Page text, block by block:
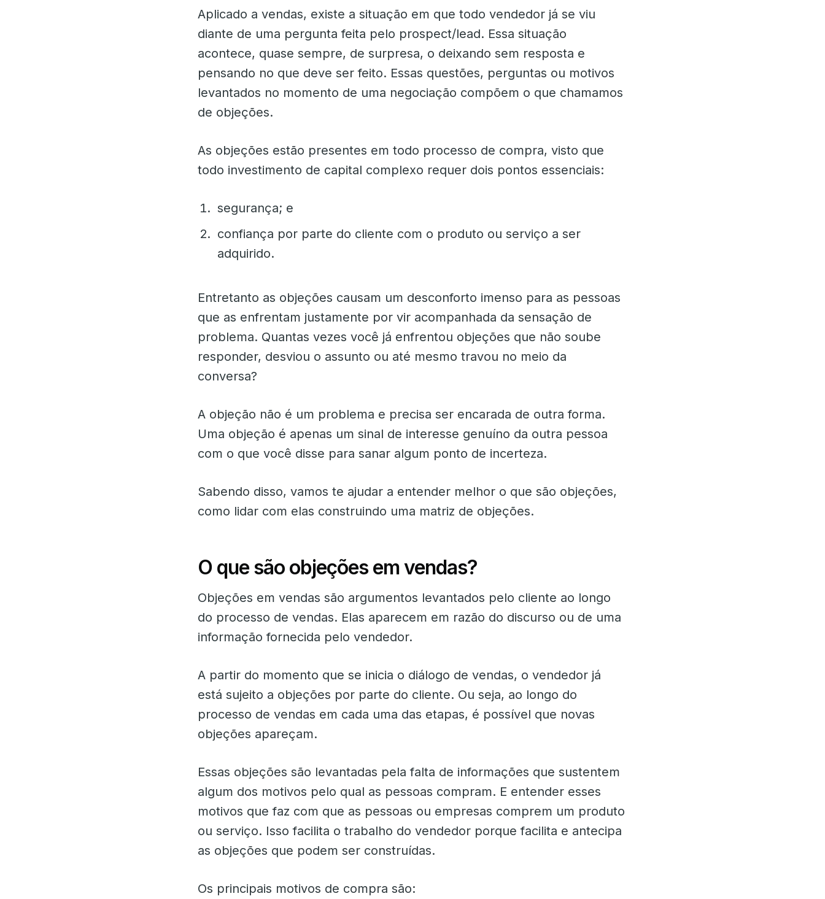
Aplicado a vendas, existe a situação em que todo vendedor já se viu
diante de uma pergunta feita pelo prospect/lead. Essa situação
acontece, quase sempre, de surpresa, o deixando sem resposta e
pensando no que deve ser feito. Essas questões, perguntas ou motivos
levantados no momento de uma negociação compõem o que chamamos
de objeções.
As objeções estão presentes em todo processo de compra, visto que
todo investimento de capital complexo requer dois pontos essenciais:
segurança; e
confiança por parte do cliente com o produto ou serviço a ser
adquirido.
Entretanto as objeções causam um desconforto imenso para as pessoas
que as enfrentam justamente por vir acompanhada da sensação de
problema. Quantas vezes você já enfrentou objeções que não soube
responder, desviou o assunto ou até mesmo travou no meio da
conversa?
A objeção não é um problema e precisa ser encarada de outra forma.
Uma objeção é apenas um sinal de interesse genuíno da outra pessoa
com o que você disse para sanar algum ponto de incerteza.
Sabendo disso, vamos te ajudar a entender melhor o que são objeções,
como lidar com elas construindo uma matriz de objeções.
O que são objeções em vendas?
Objeções em vendas são argumentos levantados pelo cliente ao longo
do processo de vendas. Elas aparecem em razão do discurso ou de uma
informação fornecida pelo vendedor.
A partir do momento que se inicia o diálogo de vendas, o vendedor já
está sujeito a objeções por parte do cliente. Ou seja, ao longo do
processo de vendas em cada uma das etapas, é possível que novas
objeções apareçam.
Essas objeções são levantadas pela falta de informações que sustentem
algum dos motivos pelo qual as pessoas compram. E entender esses
motivos que faz com que as pessoas ou empresas comprem um produto
ou serviço. Isso facilita o trabalho do vendedor porque facilita e antecipa
as objeções que podem ser construídas.
Os principais motivos de compra são: